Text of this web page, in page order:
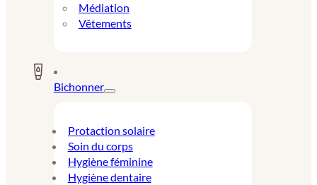
Médiation
Vêtements
Bichonner
Protaction solaire
Soin du corps
Hygiène féminine
Hygiène dentaire